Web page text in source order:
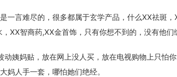
一言难尽的，很多都属于玄学产品，什么XX祛斑
XX智商药,XX金首饰，只有你想不到的，没有他们
动姨妈贴，放在网上没人买，放在电视购物上只怕
妈人手一套，哪怕她们绝经。